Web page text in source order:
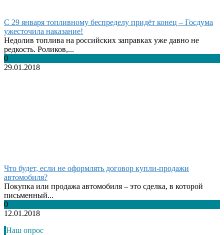
С 29 января топливному беспределу придёт конец – Госдума
ужесточила наказание!
Недолив топлива на российских заправках уже давно не
редкость. Роликов,...
0
29.01.2018
Что будет, если не оформлять договор купли-продажи
автомобиля?
Покупка или продажа автомобиля – это сделка, в которой
письменный...
0
12.01.2018
Наш опрос